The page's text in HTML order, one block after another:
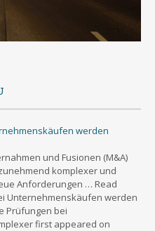
werden
und Fusionen (M&A)
komplexer und
Anforderungen … Read
Unternehmenskäufen werden
Prüfungen bei
first appeared on